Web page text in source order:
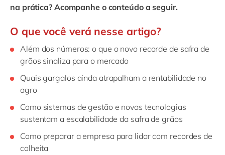
na prática? Acompanhe o conteúdo a seguir.
O que você verá nesse artigo?
Além dos números: o que o novo recorde de safra de
grãos sinaliza para o mercado
Quais gargalos ainda atrapalham a rentabilidade no
agro
Como sistemas de gestão e novas tecnologias
sustentam a escalabilidade da safra de grãos
Como preparar a empresa para lidar com recordes de
colheita